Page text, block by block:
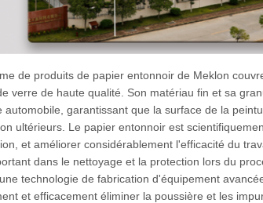
de produits de papier entonnoir de Meklon
verre de haute qualité. Son matériau fin et sa
automobile, garantissant que la surface de la
ultérieurs. Le papier entonnoir est
et améliorer considérablement l'efficacité du
dans le nettoyage et la protection lors du
technologie de fabrication d'équipement
et efficacement éliminer la poussière et les